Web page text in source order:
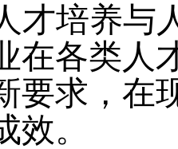
才培养
在各类人
要求，在
效。